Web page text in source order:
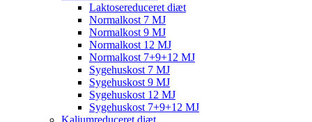
Laktosereduceret diæt
Normalkost 7 MJ
Normalkost 9 MJ
Normalkost 12 MJ
Normalkost 7+9+12 MJ
Sygehuskost 7 MJ
Sygehuskost 9 MJ
Sygehuskost 12 MJ
Sygehuskost 7+9+12 MJ
Kaliumreduceret diæt